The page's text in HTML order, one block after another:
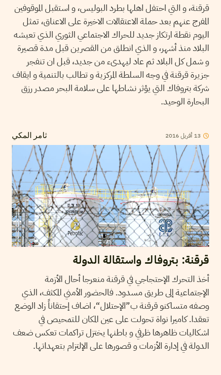
قرقنة، و التي احتفل اهلها بطرد البوليس، و استقبل الموقوفين
المفرج عنهم بعد حملة الاعتقالات الاخيرة على الاعناق، تمثل
اليوم نقطة ارتكاز جديد للحراك الاجتماعي الثوري الذي تعيشه
البلاد منذ أشهر، و الذي انطلق من القصرين قبل مدة قصيرة
و شمل كل البلاد ثم عاد ليهدىء من جديد، قبل ان تنفجر
جزيرة قرقنة في وجه السلطة المركزية و تطالب بالتنمية و ايقاف
شركة بتروفاك التي يؤثر نشاطها على سلامة البحر مصدر رزق
البحارة الوحيد.
ثامر المكي 13 أفريل2016
قرقنة: بتروفاك واستقالة الدولة
أخذ التحرك الإحتجاجي في قرقنة منعرجا أحال الأزمة
الإجتماعية إلى طريق مسدود. فالحضور الأمني المكثف، الذي
وصفه متساكنو قرقنة ب”الإحتلال“، اضاف إحتقاناً زاد الوضع
تعقدا. كاميرا نواة تحولت على عين المكان للتمحيص في
اشكاليات ظاهرها ظرفي و باطنها يختزل تراكمات تعكس ضعف
الدولة في إدارة الأزمات و قصورها على الإلتزام بتعهداتها.